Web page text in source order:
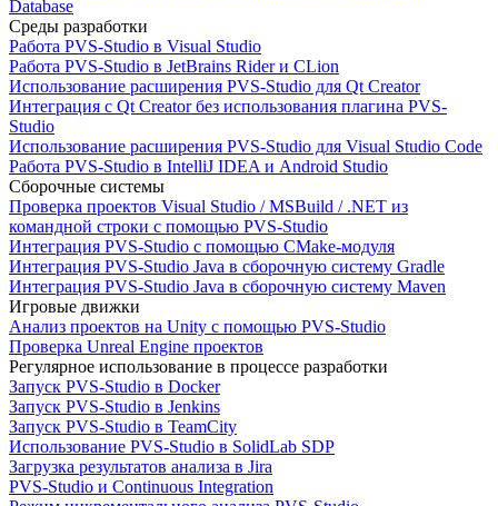
Database
Среды разработки
Работа PVS-Studio в Visual Studio
Работа PVS-Studio в JetBrains Rider и CLion
Использование расширения PVS-Studio для Qt Creator
Интеграция с Qt Creator без использования плагина PVS-
Studio
Использование расширения PVS-Studio для Visual Studio Code
Работа PVS-Studio в IntelliJ IDEA и Android Studio
Сборочные системы
Проверка проектов Visual Studio / MSBuild / .NET из
командной строки с помощью PVS-Studio
Интеграция PVS-Studio с помощью CMake-модуля
Интеграция PVS-Studio Java в сборочную систему Gradle
Интеграция PVS-Studio Java в сборочную систему Maven
Игровые движки
Анализ проектов на Unity с помощью PVS-Studio
Проверка Unreal Engine проектов
Регулярное использование в процессе разработки
Запуск PVS-Studio в Docker
Запуск PVS-Studio в Jenkins
Запуск PVS-Studio в TeamCity
Использование PVS-Studio в SolidLab SDP
Загрузка результатов анализа в Jira
PVS-Studio и Continuous Integration